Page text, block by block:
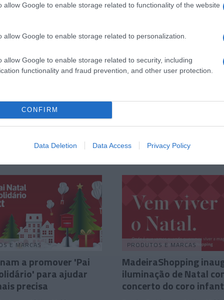
allow Google to enable storage related to functionality of the website
allow Google to enable storage related to personalization.
allow Google to enable storage related to security, including
functionality and fraud prevention, and other user protection.
CONFIRM
Data Deletion Data Access Privacy Policy
/ 11h00-13h30 / 14h30-17h00 /
E MARCAS
a promover 'Pai
para ajudar
precisa
PRODUTOS E MARCAS
MadeiraShopping
iluminação de Natal
concerto do coro